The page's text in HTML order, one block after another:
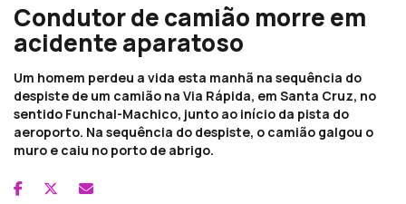
Condutor de camião morre em
acidente aparatoso
Um homem perdeu a vida esta manhã na sequência do
despiste de um camião na Via Rápida, em Santa Cruz, no
sentido Funchal-Machico, junto ao início da pista do
aeroporto. Na sequência do despiste, o camião galgou o
muro e caiu no porto de abrigo.